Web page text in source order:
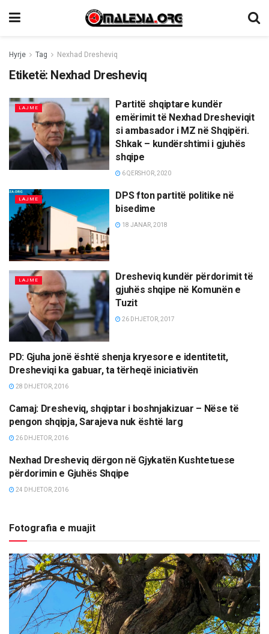
Hyrje Tag Nexhad Dresheviq
Etiketë: Nexhad Dresheviq
LAJME
Partitë shqiptare kundër
emërimit të Nexhad Dresheviqit
si ambasador i MZ në Shqipëri.
Shkak – kundërshtimi i gjuhës
shqipe
6 QERSHOR, 2020
LAJME
DPS fton partitë politike në
bisedime
18 JANAR, 2018
LAJME
Dresheviq kundër përdorimit të
gjuhës shqipe në Komunën e
Tuzit
26 DHJETOR, 2017
LAJME
PD: Gjuha jonë është shenja kryesore e identitetit,
Dresheviqi ka gabuar, ta tërheqë iniciativën
28 DHJETOR, 2016
LAJME
Camaj: Dresheviq, shqiptar i boshnjakizuar – Nëse të
pengon shqipja, Sarajeva nuk është larg
26 DHJETOR, 2016
LAJME
Nexhad Dresheviq dërgon në Gjykatën Kushtetuese
përdorimin e Gjuhës Shqipe
24 DHJETOR, 2016
Fotografia e muajit